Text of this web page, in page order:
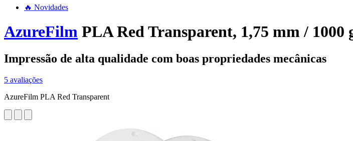
🔥 Novidades
AzureFilm PLA Red Transparent, 1,75 mm / 1000
Impressão de alta qualidade com boas propriedades mecânicas
5 avaliações
AzureFilm PLA Red Transparent